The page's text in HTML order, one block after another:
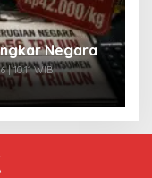
Negara
| 10:11 WIB